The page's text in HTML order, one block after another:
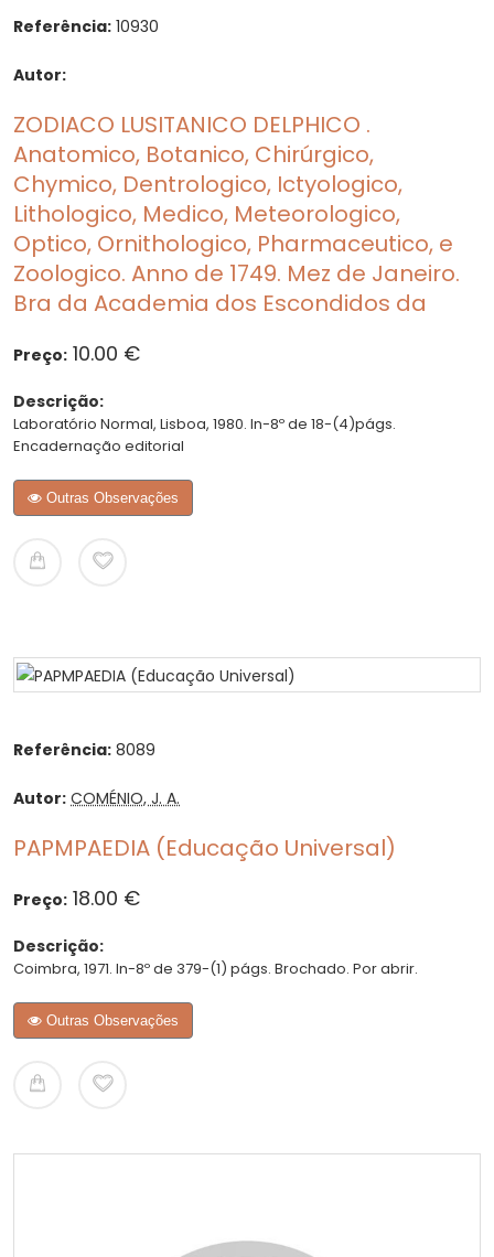
Referência: 10930
Autor:
ZODIACO LUSITANICO DELPHICO .
Anatomico, Botanico, Chirúrgico,
Chymico, Dentrologico, Ictyologico,
Lithologico, Medico, Meteorologico,
Optico, Ornithologico, Pharmaceutico, e
Zoologico. Anno de 1749. Mez de Janeiro.
Bra da Academia dos Escondidos da
Preço: 10.00 €
Descrição:
Laboratório Normal, Lisboa, 1980. In-8º de 18-(4)págs.
Encadernação editorial
Outras Observações
Referência: 8089
Autor: COMÉNIO, J. A.
PAPMPAEDIA (Educação Universal)
Preço: 18.00 €
Descrição:
Coimbra, 1971. In-8º de 379-(1) págs. Brochado. Por abrir.
Outras Observações